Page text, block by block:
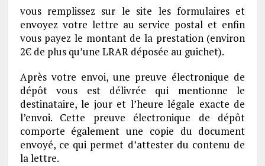
vous remplissez sur le site les formulaires et
envoyez votre lettre au service postal et enfin
vous payez le montant de la prestation (environ
2€ de plus qu’une LRAR déposée au guichet).
Après votre envoi, une preuve électronique de
dépôt vous est délivrée qui mentionne le
destinataire, le jour et l’heure légale exacte de
l’envoi. Cette preuve électronique de dépôt
comporte également une copie du document
envoyé, ce qui permet d’attester du contenu de
la lettre.